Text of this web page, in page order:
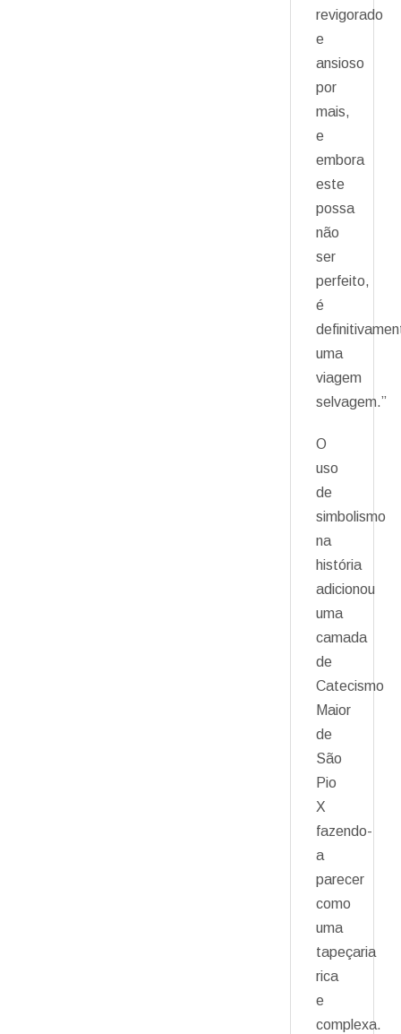
revigorado
e
ansioso
por
mais,
e
embora
este
possa
não
ser
perfeito,
é
uma
viagem
selvagem.”
O
uso
de
simbolismo
na
história
adicionou
uma
camada
de
Catecismo
Maior
de
São
Pio
X
fazendo-
a
parecer
como
uma
tapeçaria
rica
e
complexa.